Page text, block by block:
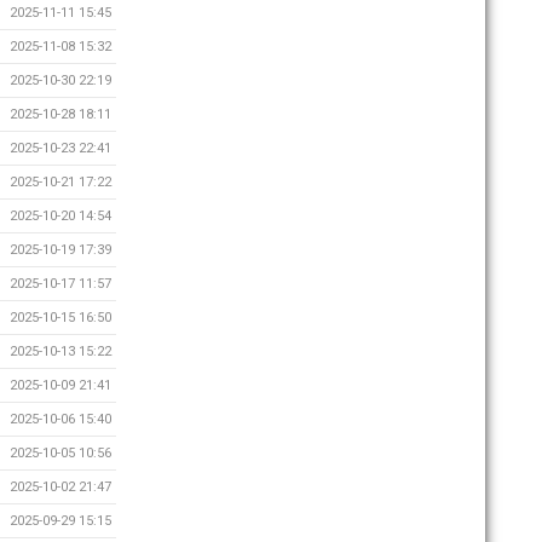
2025-11-11 15:45
2025-11-08 15:32
2025-10-30 22:19
2025-10-28 18:11
2025-10-23 22:41
2025-10-21 17:22
2025-10-20 14:54
2025-10-19 17:39
2025-10-17 11:57
2025-10-15 16:50
2025-10-13 15:22
2025-10-09 21:41
2025-10-06 15:40
2025-10-05 10:56
2025-10-02 21:47
2025-09-29 15:15